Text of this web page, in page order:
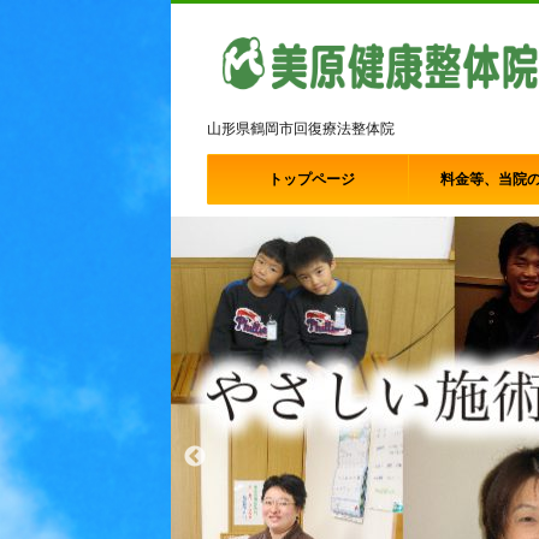
山形県鶴岡市回復療法整体院
トップページ 料金等、当院